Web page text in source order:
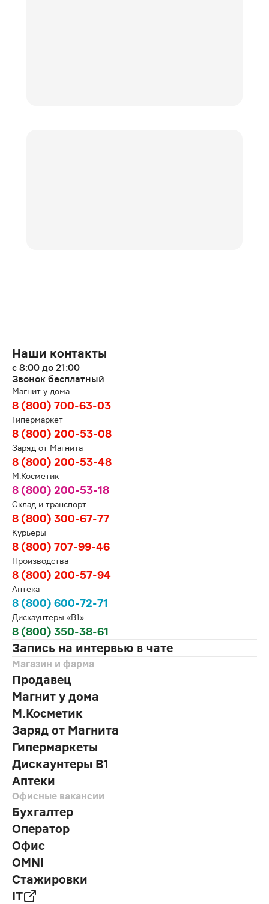
Наши контакты
с 8:00 до 21:00
Звонок бесплатный
Магнит у дома
8 (800) 700-63-03
Гипермаркет
8 (800) 200-53-08
Заряд от Магнита
8 (800) 200-53-48
М.Косметик
8 (800) 200-53-18
Склад и транспорт
8 (800) 300-67-77
Курьеры
8 (800) 707-99-46
Производства
8 (800) 200-57-94
Аптека
8 (800) 600-72-71
Дискаунтеры «В1»
8 (800) 350-38-61
Запись на интервью в чате
Магазин и фарма
Продавец
Магнит у дома
М.Косметик
Заряд от Магнита
Гипермаркеты
Дискаунтеры В1
Аптеки
Офисные вакансии
Бухгалтер
Оператор
Офис
OMNI
Стажировки
IT